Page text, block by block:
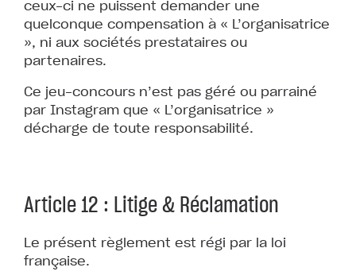
ceux-ci ne puissent demander une
quelconque compensation à « L’organisatrice
», ni aux sociétés prestataires ou
partenaires.
Ce jeu-concours n’est pas géré ou parrainé
par Instagram que « L’organisatrice »
décharge de toute responsabilité.
Article 12 : Litige & Réclamation
Le présent règlement est régi par la loi
française.